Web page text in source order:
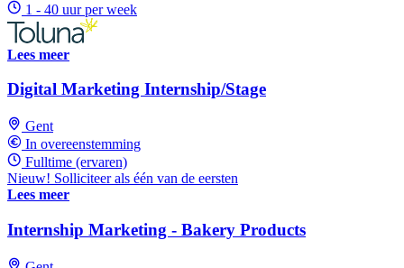
1 - 40 uur per week
Lees meer
Digital Marketing Internship/Stage
Gent
In overeenstemming
Fulltime (ervaren)
Nieuw! Solliciteer als één van de eersten
Lees meer
Internship Marketing - Bakery Products